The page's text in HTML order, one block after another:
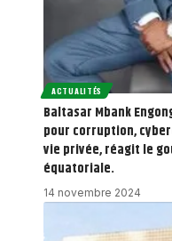
ACTUALITÉS
Baltasar Mbank
pour corruption,
vie privée, réagit le
équatoriale.
14 novembre 2024